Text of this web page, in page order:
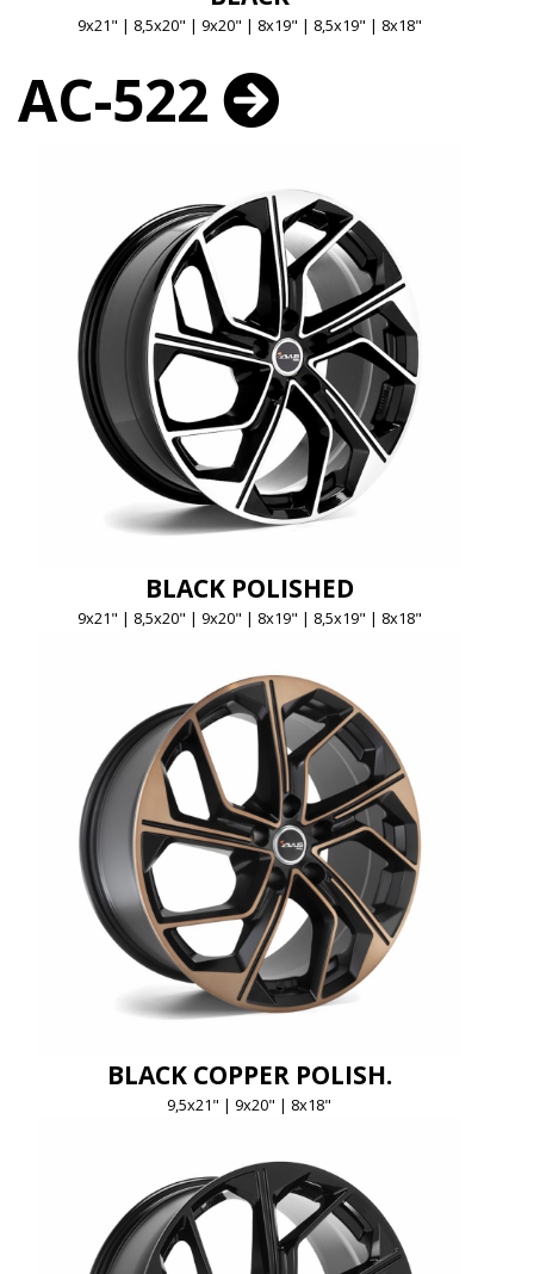
9x21" | 8,5x20" | 9x20" | 8x19" | 8,5x19" | 8x18"
AC-522
BLACK POLISHED
9x21" | 8,5x20" | 9x20" | 8x19" | 8,5x19" | 8x18"
BLACK COPPER POLISH.
9,5x21" | 9x20" | 8x18"